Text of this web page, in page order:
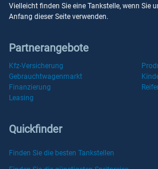
Vielleicht finden Sie eine Tankstelle, wenn Sie
Anfang dieser Seite verwenden.
Partnerangebote
Kfz-Versicherung
Gebrauchtwagenmarkt
Finanzierung
Leasing
Quickfinder
Finden Sie die besten Tankstellen